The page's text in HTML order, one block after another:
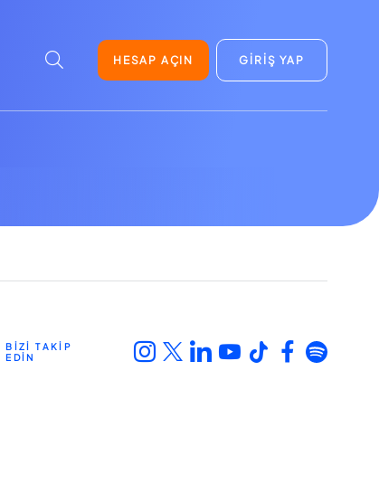
HESAP AÇIN GİRİŞ YAP
BİZİ TAKİP
EDİN